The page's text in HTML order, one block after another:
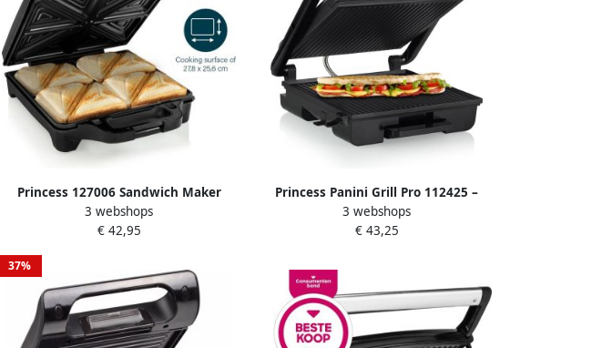
Princess 127006 Sandwich Maker
Supreme XXL Tosti apparaat Groot
bakoppervlak Uitneembare platen
3 webshops
€ 42,95
Princess Panini Grill Pro 112425 –
Contactgrill groot 30 x 27cm Tosti
apparaat Grill apparaat Zwevend
3 webshops
€ 43,25
37%